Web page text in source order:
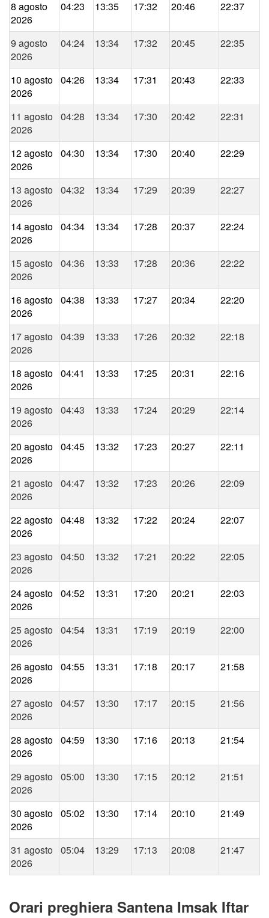
8 agosto
2026
04:23 13:35 17:32 20:46 22:37
9 agosto
2026
04:24 13:34 17:32 20:45 22:35
10 agosto
2026
04:26 13:34 17:31 20:43 22:33
11 agosto
2026
04:28 13:34 17:30 20:42 22:31
12 agosto
2026
04:30 13:34 17:30 20:40 22:29
13 agosto
2026
04:32 13:34 17:29 20:39 22:27
14 agosto
2026
04:34 13:34 17:28 20:37 22:24
15 agosto
2026
04:36 13:33 17:28 20:36 22:22
16 agosto
2026
04:38 13:33 17:27 20:34 22:20
17 agosto
2026
04:39 13:33 17:26 20:32 22:18
18 agosto
2026
04:41 13:33 17:25 20:31 22:16
19 agosto
2026
04:43 13:33 17:24 20:29 22:14
20 agosto
2026
04:45 13:32 17:23 20:27 22:11
21 agosto
2026
04:47 13:32 17:23 20:26 22:09
22 agosto
2026
04:48 13:32 17:22 20:24 22:07
23 agosto
2026
04:50 13:32 17:21 20:22 22:05
24 agosto
2026
04:52 13:31 17:20 20:21 22:03
25 agosto
2026
04:54 13:31 17:19 20:19 22:00
26 agosto
2026
04:55 13:31 17:18 20:17 21:58
27 agosto
2026
04:57 13:30 17:17 20:15 21:56
28 agosto
2026
04:59 13:30 17:16 20:13 21:54
29 agosto
2026
05:00 13:30 17:15 20:12 21:51
30 agosto
2026
05:02 13:30 17:14 20:10 21:49
31 agosto
2026
05:04 13:29 17:13 20:08 21:47
Orari preghiera Santena Imsak Iftar